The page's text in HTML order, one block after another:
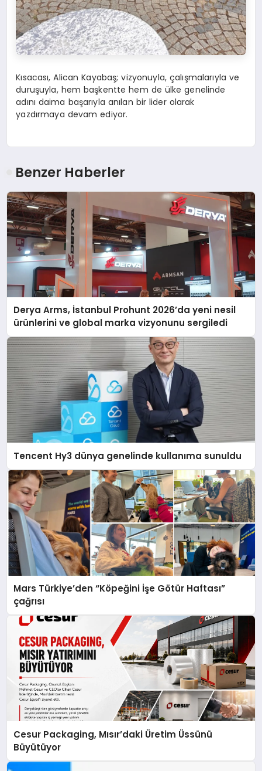
Kısacası, Alican Kayabaş; vizyonuyla, çalışmalarıyla ve
duruşuyla, hem başkentte hem de ülke genelinde
adını daima başarıyla anılan bir lider olarak
yazdırmaya devam ediyor.
Benzer Haberler
Derya Arms, İstanbul Prohunt 2026’da yeni nesil
ürünlerini ve global marka vizyonunu sergiledi
Tencent Hy3 dünya genelinde kullanıma sunuldu
Mars Türkiye’den “Köpeğini İşe Götür Haftası”
çağrısı
Cesur Packaging, Mısır’daki Üretim Üssünü
Büyütüyor